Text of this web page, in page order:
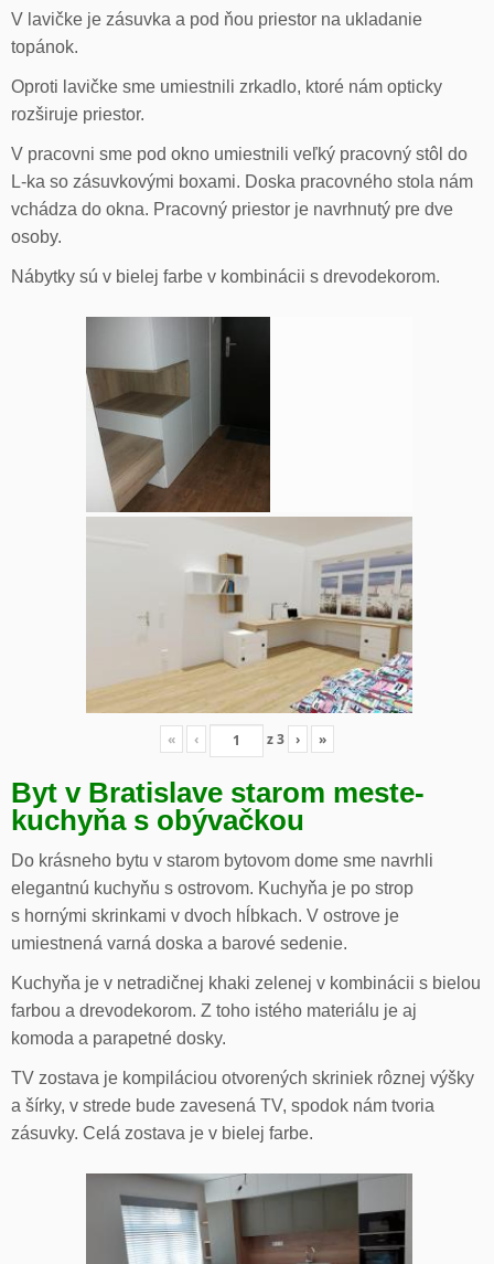
V lavičke je zásuvka a pod ňou priestor na ukladanie
topánok.
Oproti lavičke sme umiestnili zrkadlo, ktoré nám opticky
rozširuje priestor.
V pracovni sme pod okno umiestnili veľký pracovný stôl do
L-ka so zásuvkovými boxami. Doska pracovného stola nám
vchádza do okna. Pracovný priestor je navrhnutý pre dve
osoby.
Nábytky sú v bielej farbe v kombinácii s drevodekorom.
« ‹ z3 › »
Byt v Bratislave starom meste-
kuchyňa s obývačkou
Do krásneho bytu v starom bytovom dome sme navrhli
elegantnú kuchyňu s ostrovom. Kuchyňa je po strop
s hornými skrinkami v dvoch hĺbkach. V ostrove je
umiestnená varná doska a barové sedenie.
Kuchyňa je v netradičnej khaki zelenej v kombinácii s bielou
farbou a drevodekorom. Z toho istého materiálu je aj
komoda a parapetné dosky.
TV zostava je kompiláciou otvorených skriniek rôznej výšky
a šírky, v strede bude zavesená TV, spodok nám tvoria
zásuvky. Celá zostava je v bielej farbe.